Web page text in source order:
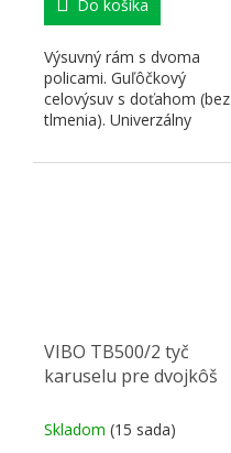
Do košíka
Výsuvný rám s dvoma
policami. Guľôčkový
celovýsuv s doťahom (bez
tlmenia). Univerzálny
Rozmery:...
VIBO TB500/2 tyč
karuselu pre dvojkôš
Skladom (15 sada)